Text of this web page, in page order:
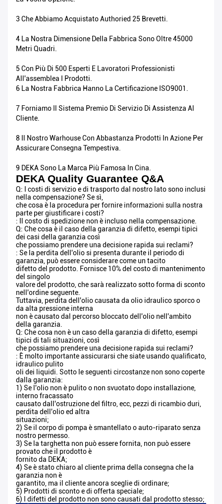
3 Che Abbiamo Acquistato Authoried 25 Brevetti.
4 La Nostra Dimensione Della Fabbrica Sono Oltre 45000
Metri Quadri.
5 Con Più Di 500 Esperti E Lavoratori Professionisti
All'assemblea I Prodotti.
6 La Nostra Fabbrica Hanno La Certificazione ISO9001.
7 Forniamo Il Sistema Premio Di Servizio Di Assistenza Al
Cliente.
8 Il Nostro Warhouse Con Abbastanza Prodotti In Azione Per
Assicurare Consegna Tempestiva.
9 DEKA Sono La Marca Più Famosa In Cina.
DEKA Quality Guarantee Q&A
Q: I costi di servizio e di trasporto dal nostro lato sono inclusi
nella compensazione? Se sì,
che cosa è la procedura per fornire informazioni sulla nostra
parte per giustificare i costi?
: Il costo di spedizione non è incluso nella compensazione.
Q: Che cosa è il caso della garanzia di difetto, esempi tipici
dei casi della garanzia così
che possiamo prendere una decisione rapida sui reclami?
: Se la perdita dell'olio si presenta durante il periodo di
garanzia, può essere considerare come un tacito
difetto del prodotto. Fornisce 10% del costo di mantenimento
del singolo
valore del prodotto, che sarà realizzato sotto forma di sconto
nell'ordine seguente.
Tuttavia, perdita dell'olio causata da olio idraulico sporco o
da alta pressione interna
non è causato dal percorso bloccato dell'olio nell'ambito
della garanzia.
Q: Che cosa non è un caso della garanzia di difetto, esempi
tipici di tali situazioni, così
che possiamo prendere una decisione rapida sui reclami?
: È molto importante assicurarsi che siate usando qualificato,
idraulico pulito
oli dei liquidi. Sotto le seguenti circostanze non sono coperte
dalla garanzia:
1) Se l'olio non è pulito o non svuotato dopo installazione,
interno fracassato
causato dall'ostruzione del filtro, ecc, pezzi di ricambio duri,
perdita dell'olio ed altra
situazioni;
2) Se il corpo di pompa è smantellato o auto-riparato senza
nostro permesso.
3) Se la targhetta non può essere fornita, non può essere
provato che il prodotto è
fornito da DEKA;
4) Se è stato chiaro al cliente prima della consegna che la
garanzia non è
garantito, ma il cliente ancora sceglie di ordinare;
5) Prodotti di sconto e di offerta speciale;
6) I difetti del prodotto non sono causati dal prodotto stesso;